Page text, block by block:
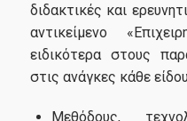
διδακτικές και
αντικείμενο
ειδικότερα στους
στις ανάγκες κάθε
Μεθόδους,